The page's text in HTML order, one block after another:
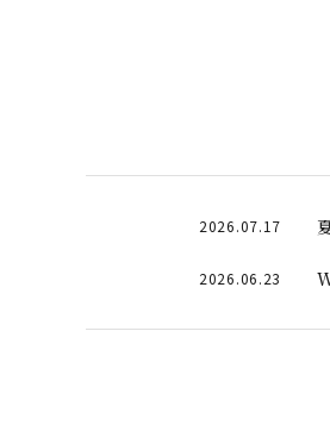
2026.07.17
2026.06.23